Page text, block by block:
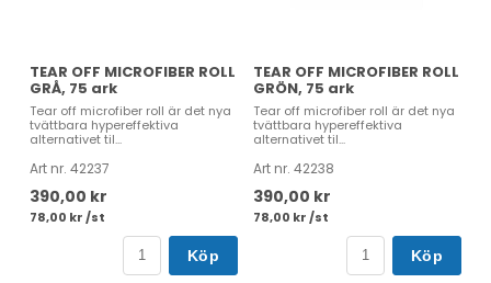
TEAR OFF MICROFIBER ROLL
GRÅ, 75 ark
Tear off microfiber roll är det nya
tvättbara hypereffektiva
alternativet til...
Art nr. 42237
390,00 kr
78,00 kr /st
Köp
TEAR OFF MICROFIBER ROLL
GRÖN, 75 ark
Tear off microfiber roll är det nya
tvättbara hypereffektiva
alternativet til...
Art nr. 42238
390,00 kr
78,00 kr /st
Köp